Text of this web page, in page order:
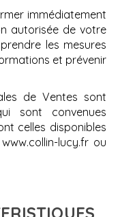
immédiatement
autorisée de votre
les mesures
et prévenir
de Ventes sont
sont convenues
celles disponibles
lucy.fr ou